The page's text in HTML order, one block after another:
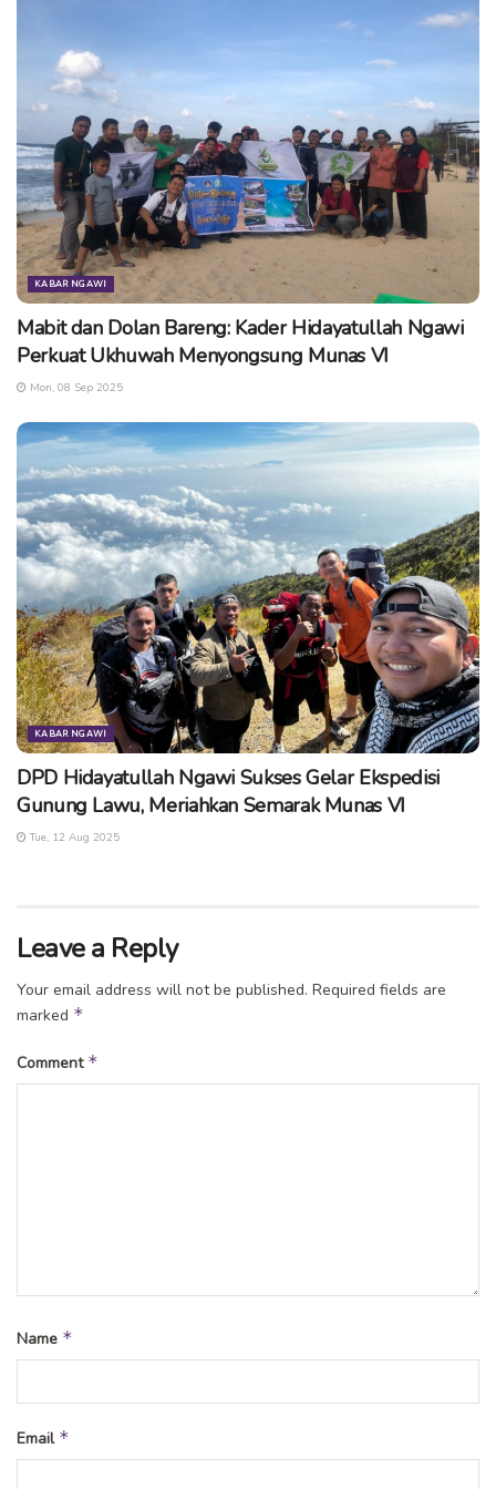
Sulistyonoatau yang biasa disapaKanangsangat
mengapresiasi dan menyambut dengan positif.
“Sambutan dari Bapak Bupati juga sangat positif. beliau
menyampaikan akan menerima dengan terbuka kalau ada
sekolah lain yang ingin berkunjung ke rumah dinasnya”,
pungkasRiska . (ske/ern)
Tags: bupati ngawi kb tk kunjungan
pendidikan
rumah dinas
tunas rimba yayasan perhutani
KABAR NGAWI
Mabit dan Dolan Bareng: Kader Hidayatullah Ngawi
Perkuat Ukhuwah Menyongsung Munas VI
Mon, 08 Sep 2025
KABAR NGAWI
DPD Hidayatullah Ngawi Sukses Gelar Ekspedisi
Gunung Lawu, Meriahkan Semarak Munas VI
Tue, 12 Aug 2025
Leave a Reply
Your email address will not be published. Required fields are
marked *
Comment *
Name *
Email *